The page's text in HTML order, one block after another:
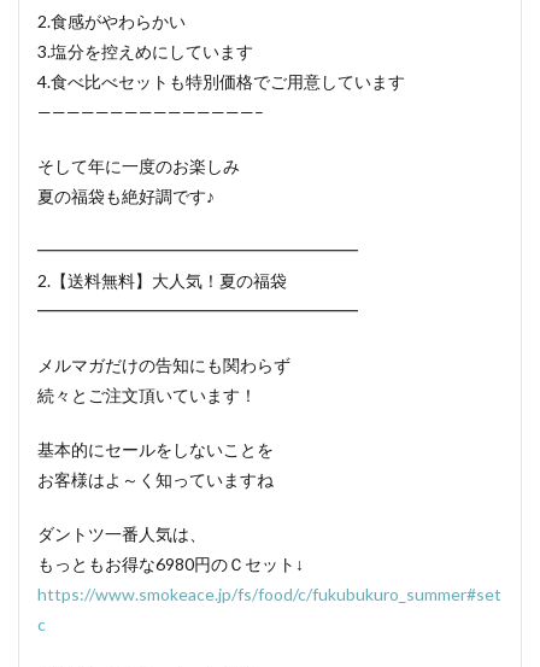
2.食感がやわらかい
3.塩分を控えめにしています
4.食べ比べセットも特別価格でご用意しています
———————————————–
そして年に一度のお楽しみ
夏の福袋も絶好調です♪
━━━━━━━━━━━━━━━━━━━
2.【送料無料】大人気！夏の福袋
━━━━━━━━━━━━━━━━━━━
メルマガだけの告知にも関わらず
続々とご注文頂いています！
基本的にセールをしないことを
お客様はよ～く知っていますね
ダントツ一番人気は、
もっともお得な6980円のＣセット↓
https://www.smokeace.jp/fs/food/c/fukubukuro_summer#set
c